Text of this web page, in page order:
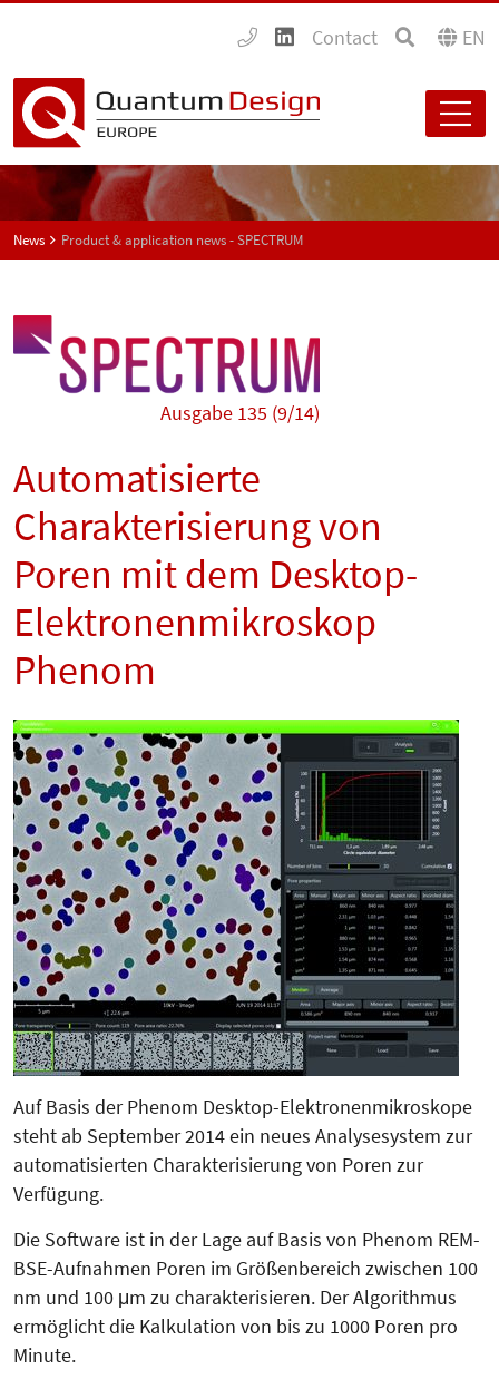
Contact EN
News Product & application news - SPECTRUM
Ausgabe 135 (9/14)
Automatisierte
Charakterisierung von
Poren mit dem Desktop-
Elektronenmikroskop
Phenom
Auf Basis der Phenom Desktop-Elektronenmikroskope
steht ab September 2014 ein neues Analysesystem zur
automatisierten Charakterisierung von Poren zur
Verfügung.
Die Software ist in der Lage auf Basis von Phenom REM-
BSE-Aufnahmen Poren im Größenbereich zwischen 100
nm und 100 μm zu charakterisieren. Der Algorithmus
ermöglicht die Kalkulation von bis zu 1000 Poren pro
Minute.